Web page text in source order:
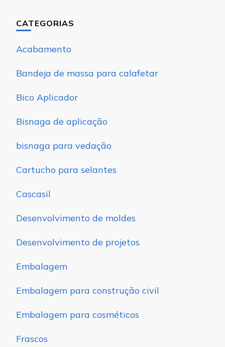
CATEGORIAS
Acabamento
Bandeja de massa para calafetar
Bico Aplicador
Bisnaga de aplicação
bisnaga para vedação
Cartucho para selantes
Cascasil
Desenvolvimento de moldes
Desenvolvimento de projetos
Embalagem
Embalagem para construção civil
Embalagem para cosméticos
Frascos